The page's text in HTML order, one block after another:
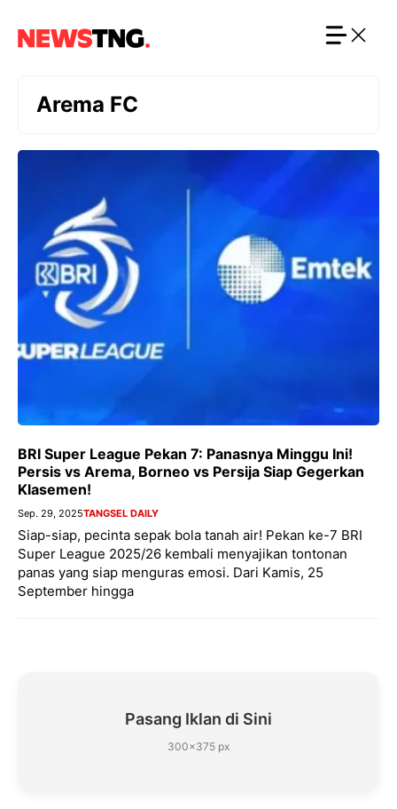
Arema FC
BRI Super League Pekan 7: Panasnya Minggu Ini!
Persis vs Arema, Borneo vs Persija Siap Gegerkan
Klasemen!
Sep. 29, 2025TANGSEL DAILY
Siap-siap, pecinta sepak bola tanah air! Pekan ke-7 BRI
Super League 2025/26 kembali menyajikan tontonan
panas yang siap menguras emosi. Dari Kamis, 25
September hingga
Pasang Iklan di Sini
300×375 px